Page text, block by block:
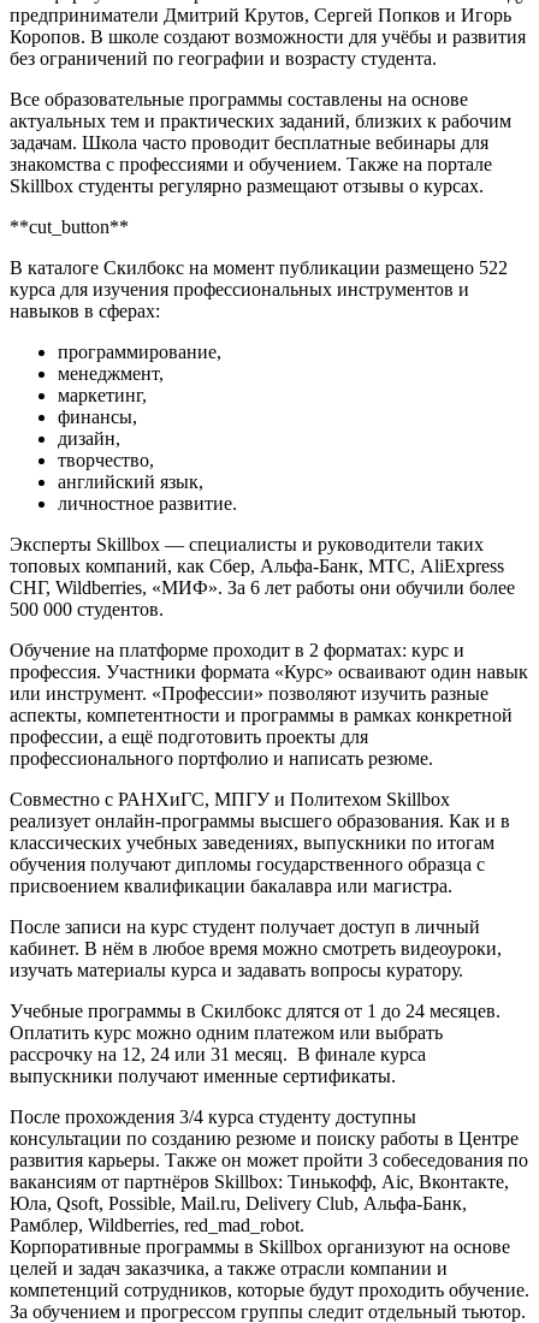
предприниматели Дмитрий Крутов, Сергей Попков и Игорь
Коропов. В школе создают возможности для учёбы и развития
без ограничений по географии и возрасту студента.
Все образовательные программы составлены на основе
актуальных тем и практических заданий, близких к рабочим
задачам. Школа часто проводит бесплатные вебинары для
знакомства с профессиями и обучением. Также на портале
Skillbox студенты регулярно размещают отзывы о курсах.
**cut_button**
В каталоге Скилбокс на момент публикации размещено 522
курса для изучения профессиональных инструментов и
навыков в сферах:
программирование,
менеджмент,
маркетинг,
финансы,
дизайн,
творчество,
английский язык,
личностное развитие.
Эксперты Skillbox — специалисты и руководители таких
топовых компаний, как Сбер, Альфа-Банк, МТС, AliExpress
СНГ, Wildberries, «МИФ». За 6 лет работы они обучили более
500 000 студентов.
Обучение на платформе проходит в 2 форматах: курс и
профессия. Участники формата «Курс» осваивают один навык
или инструмент. «Профессии» позволяют изучить разные
аспекты, компетентности и программы в рамках конкретной
профессии, а ещё подготовить проекты для
профессионального портфолио и написать резюме.
Совместно с РАНХиГС, МПГУ и Политехом Skillbox
реализует онлайн-программы высшего образования. Как и в
классических учебных заведениях, выпускники по итогам
обучения получают дипломы государственного образца с
присвоением квалификации бакалавра или магистра.
После записи на курс студент получает доступ в личный
кабинет. В нём в любое время можно смотреть видеоуроки,
изучать материалы курса и задавать вопросы куратору.
Учебные программы в Скилбокс длятся от 1 до 24 месяцев.
Оплатить курс можно одним платежом или выбрать
рассрочку на 12, 24 или 31 месяц. В финале курса
выпускники получают именные сертификаты.
После прохождения 3/4 курса студенту доступны
консультации по созданию резюме и поиску работы в Центре
развития карьеры. Также он может пройти 3 собеседования по
вакансиям от партнёров Skillbox: Тинькофф, Aic, Вконтакте,
Юла, Qsoft, Possible, Mail.ru, Delivery Club, Альфа-Банк,
Рамблер, Wildberries, red_mad_robot.
Корпоративные программы в Skillbox организуют на основе
целей и задач заказчика, а также отрасли компании и
компетенций сотрудников, которые будут проходить обучение.
За обучением и прогрессом группы следит отдельный тьютор.